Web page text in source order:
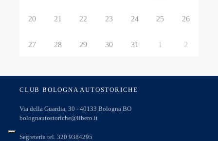
20 21 22 23 24 25 26
27 28 29 30 31 1 2
CLUB BOLOGNA AUTOSTORICHE
Via della Guardia, 30 - 40133 Bologna BO
bolognautostoriche@libero.it
Segreteria tel. 320 9384295